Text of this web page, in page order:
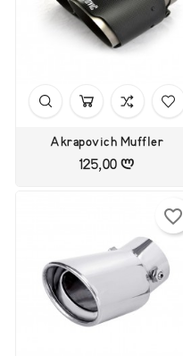
Akrapovich Muffler
125,00 ლ
favorite_border